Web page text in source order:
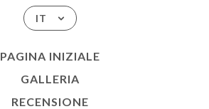
IT
PAGINA INIZIALE
GALLERIA
RECENSIONE